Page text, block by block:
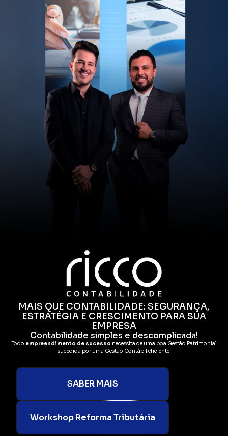
MAIS QUE CONTABILIDADE: SEGURANÇA,
ESTRATÉGIA E CRESCIMENTO PARA SUA
EMPRESA
Contabilidade simples e descomplicada!
Todo empreendimento de sucesso necessita de uma boa Gestão Patrimonial
sucedida por uma Gestão Contábil eficiente.
SABER MAIS
Workshop Reforma Tributária